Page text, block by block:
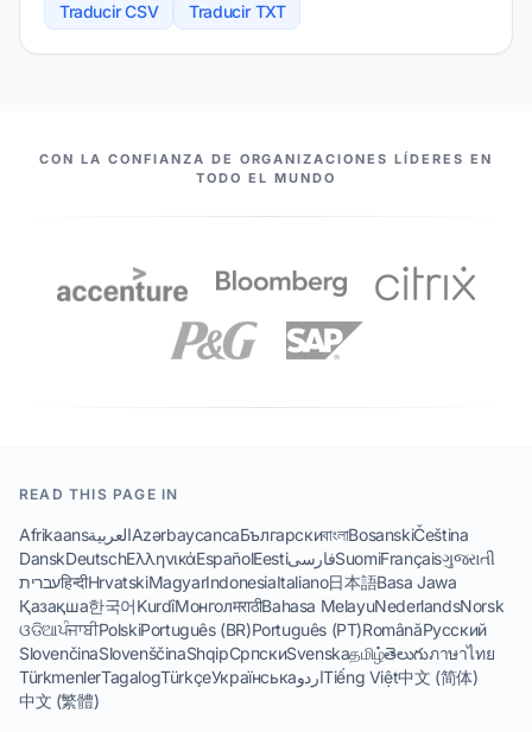
Traducir CSV
Traducir TXT
NUESTROS COMPAÑEROS
CON LA CONFIANZA DE ORGANIZACIONES LÍDERES EN
TODO EL MUNDO
READ THIS PAGE IN
AfrikaansالعربيةAzərbaycancaБългарскиবাংলাBosanskiČeština
DanskDeutschΕλληνικάEspañolEestiفارسیSuomiFrançaisગુજરાતી
עבריתहिन्दीHrvatskiMagyarIndonesiaItaliano日本語Basa Jawa
Қазақша한국어KurdîМонголमराठीBahasa MelayuNederlandsNorsk
ଓଡିଆਪੰਜਾਬੀPolskiPortuguês (BR)Português (PT)RomânăРусский
SlovenčinaSlovenščinaShqipСрпскиSvenskaதமிழ்తెలుగుภาษาไทย
TürkmenlerTagalogTürkçeУкраїнськаاردوTiếng Việt中文 (简体)
中文 (繁體)